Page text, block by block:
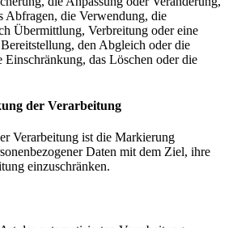
Abfragen, die Verwendung, die
Übermittlung, Verbreitung oder eine
den Abgleich oder die
das Löschen oder die
der Verarbeitung
Verarbeitung ist die Markierung
Daten mit dem Ziel, ihre
einzuschränken.